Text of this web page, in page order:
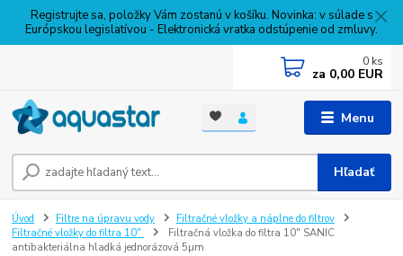
Registrujte sa, položky Vám zostanú v košíku. Novinka: v súlade s
Európskou legislatívou - Elektronická vratka odstúpenie od zmluvy.
Menu
Hľadať
0 ks
za 0,00 EUR
Úvod Filtre na úpravu vody
Filtračné vložky a náplne do filtrov
Filtračné vložky do filtra 10"
Filtračná vložka do filtra 10" SANIC
antibakteriálna hladká jednorázová 5µm